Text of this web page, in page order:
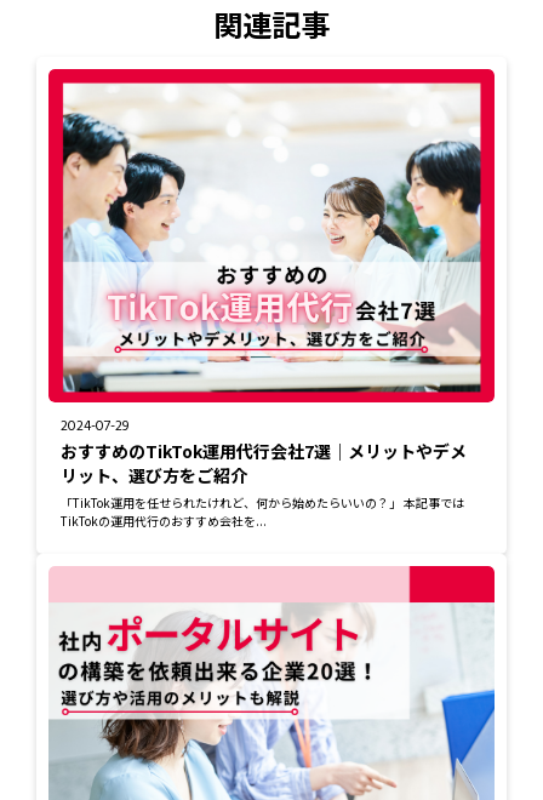
関連記事
2024-07-29
おすすめのTikTok運用代行会社7選｜メリットやデメ
リット、選び方をご紹介
「TikTok運用を任せられたけれど、何から始めたらいいの？」 本記事では
TikTokの運用代行のおすすめ会社を...